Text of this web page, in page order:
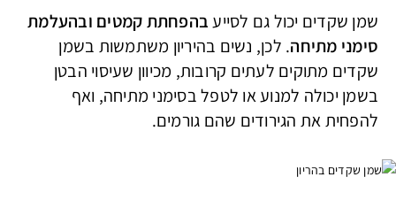
שמן שקדים יכול גם לסייעבהפחתת קמטים ובהעלמת
סימני מתיחה. לכן, נשים בהיריון משתמשות בשמן
שקדים מתוקים לעתים קרובות, מכיוון שעיסוי הבטן
בשמן יכולה למנוע או לטפל בסימני מתיחה, ואף
להפחית את הגירודים שהם גורמים.